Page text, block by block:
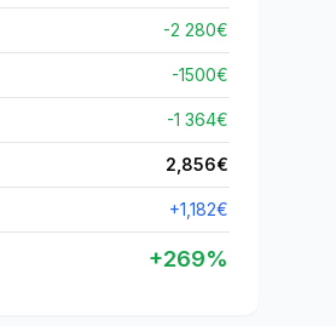
-2 280€
-1500€
-1 364€
2,856€
+1,182€
+269%